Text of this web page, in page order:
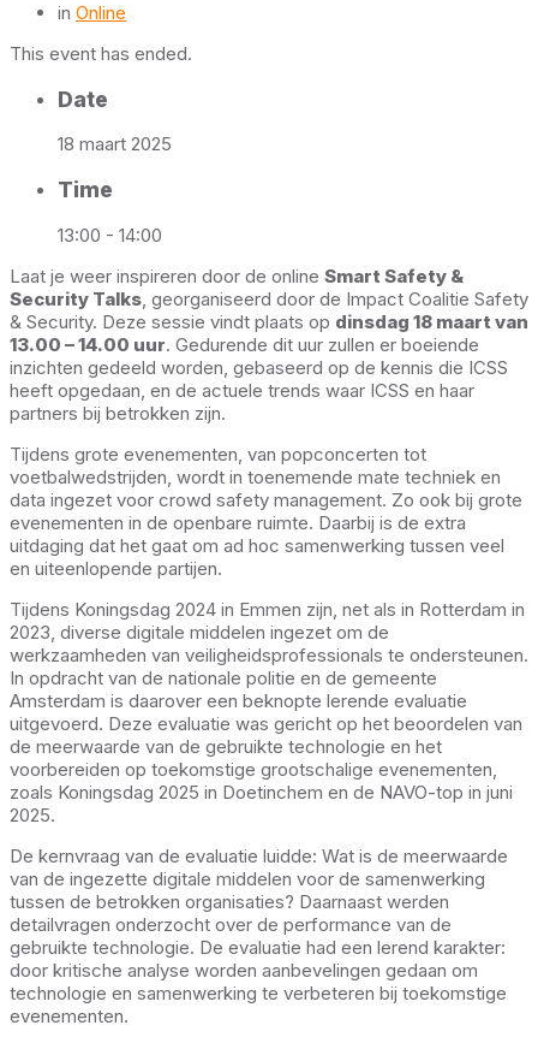
in Online
This event has ended.
Date
18 maart 2025
Time
13:00 - 14:00
Laat je weer inspireren door de online Smart Safety &
Security Talks , georganiseerd door de Impact Coalitie Safety
& Security. Deze sessie vindt plaats op dinsdag 18 maart van
13.00 – 14.00 uur. Gedurende dit uur zullen er boeiende
inzichten gedeeld worden, gebaseerd op de kennis die ICSS
heeft opgedaan, en de actuele trends waar ICSS en haar
partners bij betrokken zijn.
Tijdens grote evenementen, van popconcerten tot
voetbalwedstrijden, wordt in toenemende mate techniek en
data ingezet voor crowd safety management. Zo ook bij grote
evenementen in de openbare ruimte. Daarbij is de extra
uitdaging dat het gaat om ad hoc samenwerking tussen veel
en uiteenlopende partijen.
Tijdens Koningsdag 2024 in Emmen zijn, net als in Rotterdam in
2023, diverse digitale middelen ingezet om de
werkzaamheden van veiligheidsprofessionals te ondersteunen.
In opdracht van de nationale politie en de gemeente
Amsterdam is daarover een beknopte lerende evaluatie
uitgevoerd. Deze evaluatie was gericht op het beoordelen van
de meerwaarde van de gebruikte technologie en het
voorbereiden op toekomstige grootschalige evenementen,
zoals Koningsdag 2025 in Doetinchem en de NAVO-top in juni
2025.
De kernvraag van de evaluatie luidde: Wat is de meerwaarde
van de ingezette digitale middelen voor de samenwerking
tussen de betrokken organisaties? Daarnaast werden
detailvragen onderzocht over de performance van de
gebruikte technologie. De evaluatie had een lerend karakter:
door kritische analyse worden aanbevelingen gedaan om
technologie en samenwerking te verbeteren bij toekomstige
evenementen.